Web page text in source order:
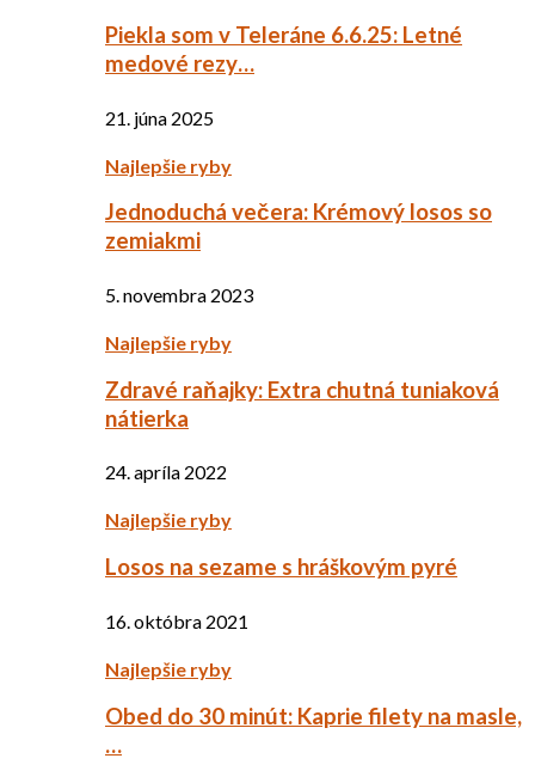
Piekla som v Teleráne 6.6.25: Letné
medové rezy…
21. júna 2025
Najlepšie ryby
Jednoduchá večera: Krémový losos so
zemiakmi
5. novembra 2023
Najlepšie ryby
Zdravé raňajky: Extra chutná tuniaková
nátierka
24. apríla 2022
Najlepšie ryby
Losos na sezame s hráškovým pyré
16. októbra 2021
Najlepšie ryby
Obed do 30 minút: Kaprie filety na masle,
…